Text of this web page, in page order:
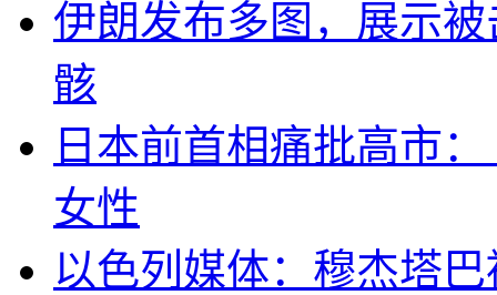
伊朗发布多图，展示
骸
日本前首相痛批高市
女性
以色列媒体：穆杰塔